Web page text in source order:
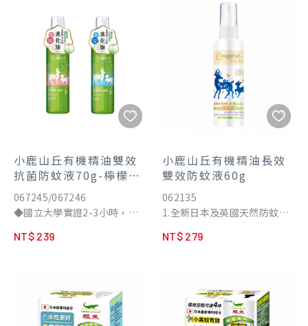
◆ 環藥販賣字第18-001號
小鹿山丘有機精油雙效
抗菌防蚊液70g-檸檬
草/茶樹精油
067245/067246
◆國立大學實證2-3小時，有
◆添加苦楝樹葉萃取液，小黑
腦、重金屬、Paraben防腐
劑，成人兒童適用
◆化粧品級抗菌因子，有效抑
NT$ 239
小鹿山丘有機精油長效
雙效防蚊液60g
062135
1.全新日本及英國天然防蚊植
蚊技術，可同時驅趕一般蚊與
2.無酒精、無添加化學
DEET(敵避)成分、樟腦、薄
NT$ 279